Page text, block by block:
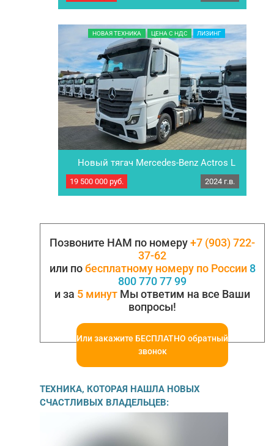
топливный бак, запасное колесо. ТС готово к
дальнейшей работе. Характеристики: Год
выпуска 2007 Пробег:…
НОВАЯ ТЕХНИКА ЦЕНА С НДС ЛИЗИНГ
Новый тягач Mercedes-Benz Actros L 1848. Год
Новый тягач Mercedes-Benz Actros L
1848. Год выпуска 2024
19 500 000 руб. 2024 г.в.
Позвоните НАМ по номеру+7 (903) 722-
37-62
или побесплатному номеру по России 8
800 770 77 99
и за 5 минут Мы ответим на все Ваши
вопросы!
Или закажите БЕСПЛАТНО обратный
звонок
ТЕХНИКА, КОТОРАЯ НАШЛА НОВЫХ
СЧАСТЛИВЫХ ВЛАДЕЛЬЦЕВ: